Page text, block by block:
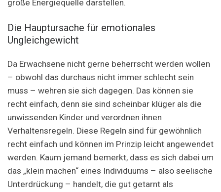
große Energiequelle darstellen.
Die Hauptursache für emotionales
Ungleichgewicht
Da Erwachsene nicht gerne beherrscht werden wollen
– obwohl das durchaus nicht immer schlecht sein
muss – wehren sie sich dagegen. Das können sie
recht einfach, denn sie sind scheinbar klüger als die
unwissenden Kinder und verordnen ihnen
Verhaltensregeln. Diese Regeln sind für gewöhnlich
recht einfach und können im Prinzip leicht angewendet
werden. Kaum jemand bemerkt, dass es sich dabei um
das „klein machen“ eines Individuums – also seelische
Unterdrückung – handelt, die gut getarnt als